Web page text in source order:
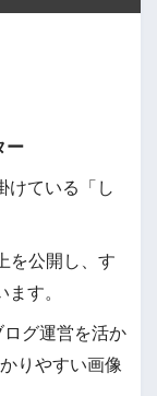
ー
けている「し
を公開し、す
す。
グ運営を活か
りやすい画像